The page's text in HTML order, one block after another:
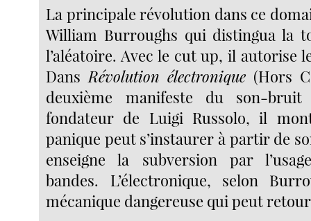
La principale révolution dans ce
William Burroughs qui distingua la
l’aléatoire. Avec le cut up, il autorise
Dans Révolution électronique (Hors
deuxième manifeste du son-
fondateur de Luigi Russolo, il
panique peut s’instaurer à partir de
enseigne la subversion par
bandes. L’électronique, selon
mécanique dangereuse qui peut